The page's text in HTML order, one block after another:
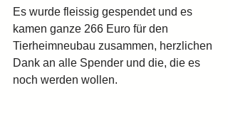
Es wurde fleissig gespendet und es
kamen ganze 266 Euro für den
Tierheimneubau zusammen, herzlichen
Dank an alle Spender und die, die es
noch werden wollen.